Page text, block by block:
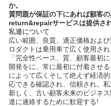
ポ
リ
シ
ー
か。
質問題が保証の下にあれば顧客の
return&repairサービスは提供され
私達について
広い範囲、良質、適正価格およ
ロダクトは乗用車で広く使用さ
「完全性ベース、質、顧客最初
開発をに、常に最初に付着させ
によって広くそして絶えず経済
応できる確認され、信頼され。
新しく、古い顧客未来のビジネ
達に連絡するために歓迎する!